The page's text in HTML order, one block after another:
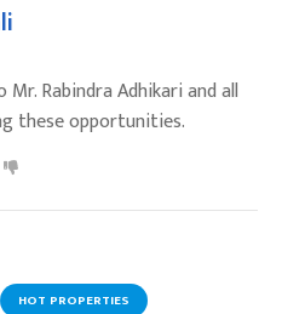
Rabindra Adhikari and all
these opportunities.
HOT PROPERTIES